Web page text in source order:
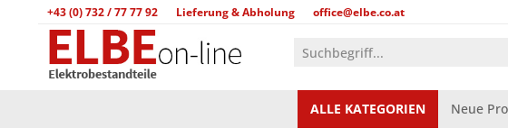
+43 (0) 732 / 77 77 92 Lieferung & Abholung office@elbe.co.at
ALLE KATEGORIEN Neue